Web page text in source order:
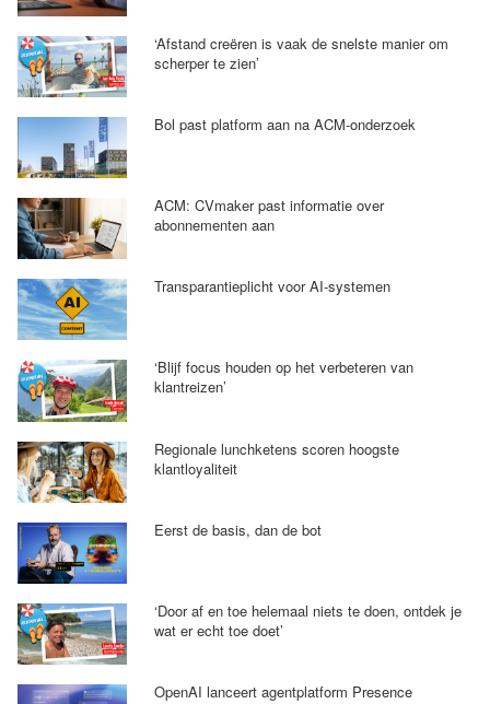
‘Afstand creëren is vaak de snelste manier om
scherper te zien’
Bol past platform aan na ACM-onderzoek
ACM: CVmaker past informatie over
abonnementen aan
Transparantieplicht voor AI-systemen
‘Blijf focus houden op het verbeteren van
klantreizen’
Regionale lunchketens scoren hoogste
klantloyaliteit
Eerst de basis, dan de bot
‘Door af en toe helemaal niets te doen, ontdek je
wat er echt toe doet’
OpenAI lanceert agentplatform Presence